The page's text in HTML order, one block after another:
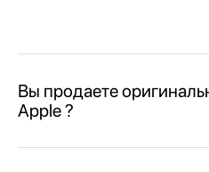
Вы продаете
Apple ?